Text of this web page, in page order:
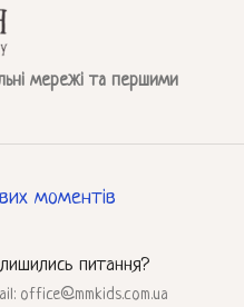
мережі та першими
моментів
питання?
office@mmkids.com.ua